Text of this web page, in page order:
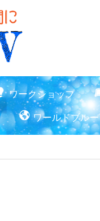
ワークショップ
ワールドブルー